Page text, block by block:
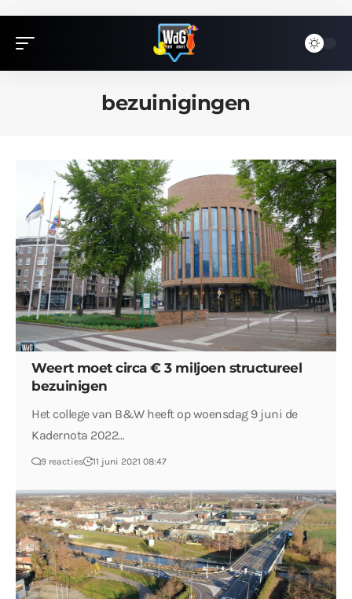
bezuinigingen
Weert moet circa € 3 miljoen structureel
bezuinigen
Het college van B&W heeft op woensdag 9 juni de
Kadernota 2022…
9 reacties 11 juni 2021 08:47